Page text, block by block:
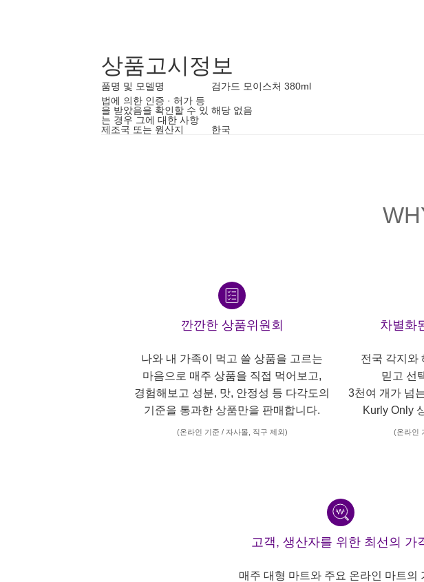
상품고시정보
품명 및 모델명 검가드 모이스처 380ml
법에 의한 인증 · 허가 등
을 받았음을 확인할 수 있
는 경우 그에 대한 사항
해당 없음
제조국 또는 원산지
한국
깐깐한 상품위원회
나와 내 가족이 먹고 쓸 상품을 고르는
마음으로 매주 상품을 직접 먹어보고,
경험해보고 성분, 맛, 안정성 등 다각도의
기준을 통과한 상품만을 판매합니다.
(온라인 기준 / 자사몰, 직구 제외)
차별화
전국 각지와
믿고 선
3천여 개가 넘
Kurly Only
(온라인
고객, 생산자를 위한 최선의 가
매주 대형 마트와 주요 온라인 마트의